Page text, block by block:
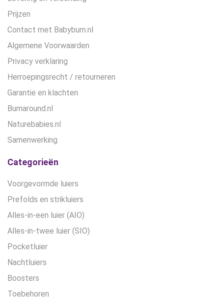
Prijzen
Contact met Babybum.nl
Algemene Voorwaarden
Privacy verklaring
Herroepingsrecht / retourneren
Garantie en klachten
Bumaround.nl
Naturebabies.nl
Samenwerking
Categorieën
Voorgevormde luiers
Prefolds en strikluiers
Alles-in-een luier (AIO)
Alles-in-twee luier (SIO)
Pocketluier
Nachtluiers
Boosters
Toebehoren